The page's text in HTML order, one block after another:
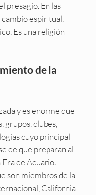
presagio. En las
espiritual,
Es una religión
de la
y es enorme que
grupos, clubes,
cuyo principal
de que preparan al
de Acuario.
son miembros de la
California